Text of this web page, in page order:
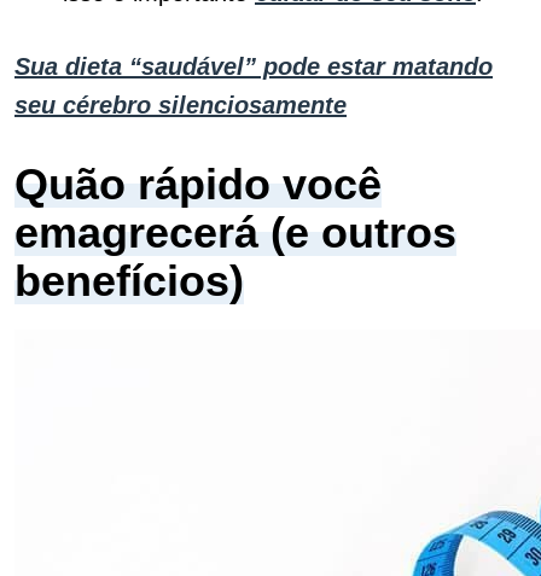
Sua dieta “saudável” pode estar matando
seu cérebro silenciosamente
Quão rápido você
emagrecerá (e outros
benefícios)